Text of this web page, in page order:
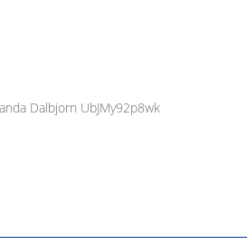
Dalbjorn UbJMy92p8wk